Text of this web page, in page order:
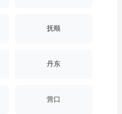
抚顺
丹东
营口